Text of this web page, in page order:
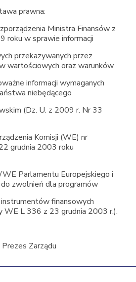
prawna:
Ministra Finansów z
roku w sprawie informacji
przekazywanych przez
wartościowych oraz warunków
informacji wymaganych
niebędącego
(Dz. U. z 2009 r. Nr 33
Komisji (WE) nr
grudnia 2003 roku
Parlamentu Europejskiego i
zwolnień dla programów
finansowych
WE L 336 z 23 grudnia 2003 r.).
Prezes Zarządu